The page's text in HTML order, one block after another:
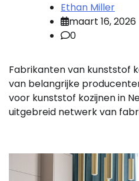
Ethan Miller
maart 16, 2026
0
Fabrikanten van kunststof
van belangrijke
voor kunststof kozijnen in
uitgebreid netwerk van